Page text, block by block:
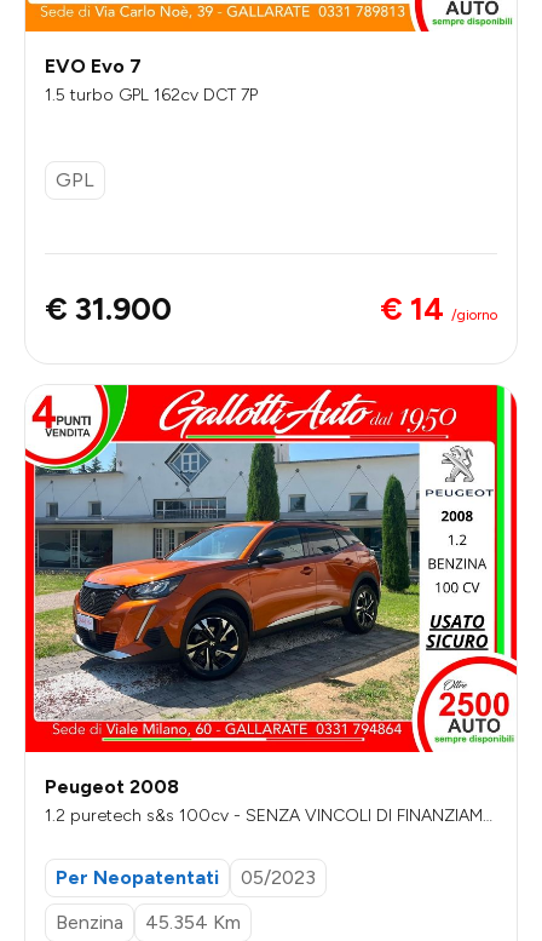
EVO Evo 7
1.5 turbo GPL 162cv DCT 7P
GPL
€ 31.900 € 14 /giorno
Peugeot 2008
1.2 puretech s&s 100cv - SENZA VINCOLI DI FINANZIAME
Per Neopatentati
05/2023
Benzina
45.354 Km